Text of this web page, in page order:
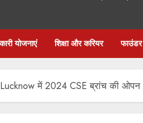
योजनाएं शिक्षा और करियर फाउंडर
में 2024 CSE ब्रांच की